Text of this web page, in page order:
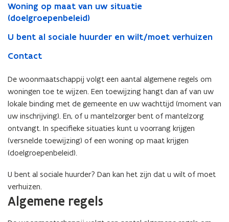
Woning op maat van uw situatie
(doelgroepenbeleid)
U bent al sociale huurder en wilt/moet verhuizen
Contact
De woonmaatschappij volgt een aantal algemene regels om
woningen toe te wijzen. Een toewijzing hangt dan af van uw
lokale binding met de gemeente en uw wachttijd (moment van
uw inschrijving). En, of u mantelzorger bent of mantelzorg
ontvangt. In specifieke situaties kunt u voorrang krijgen
(versnelde toewijzing) of een woning op maat krijgen
(doelgroepenbeleid).
U bent al sociale huurder? Dan kan het zijn dat u wilt of moet
verhuizen.
Algemene regels